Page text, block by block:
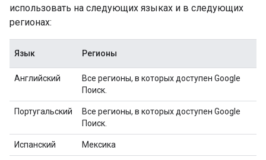
использовать на следующих языках и в следующих
регионах:
Язык Регионы
Английский
Все регионы, в которых доступен Google
Поиск.
Португальский
Все регионы, в которых доступен Google
Поиск.
Испанский Мексика